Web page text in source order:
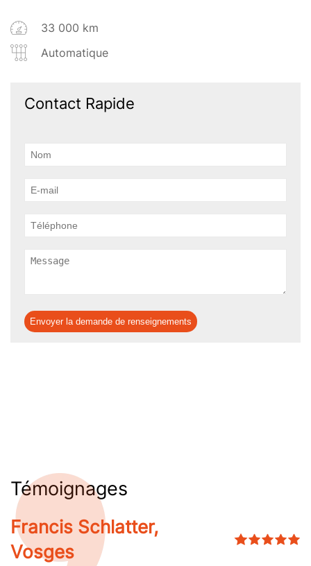
33 000 km
Automatique
Contact Rapide
Envoyer la demande de renseignements
Témoignages
Francis Schlatter,
Vosges